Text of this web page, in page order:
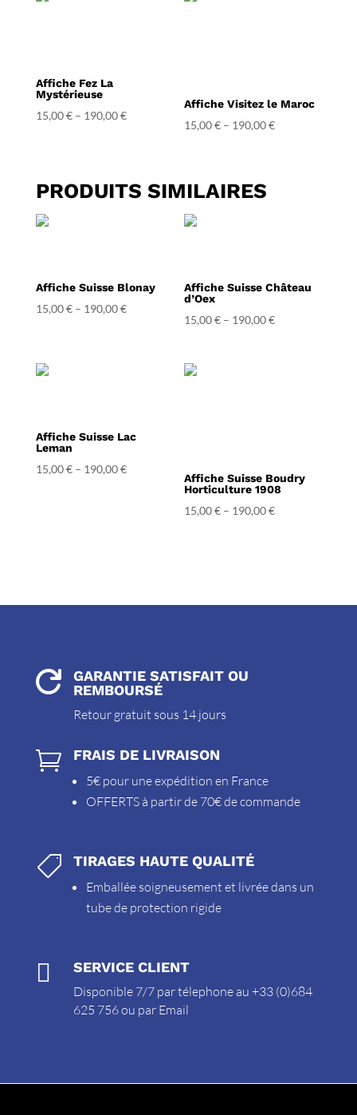
Affiche Fez La
Mystérieuse
15,00€– 190,00€
Affiche Visitez le Maroc
15,00€ – 190,00€
PRODUITS SIMILAIRES
Affiche Suisse Blonay
15,00€– 190,00€
Affiche Suisse Château
d’Oex
15,00€ – 190,00€
Affiche Suisse Lac
Leman
15,00€– 190,00€
Affiche Suisse Boudry
Horticulture 1908
15,00€ – 190,00€

GARANTIE SATISFAIT OU
REMBOURSÉ
Retour gratuit sous 14 jours
 FRAIS DE LIVRAISON
5€ pour une expédition en France
OFFERTS à partir de 70€ de commande
 TIRAGES HAUTE QUALITÉ
Emballée soigneusement et livrée dans un
tube de protection rigide
 SERVICE CLIENT
Disponible 7/7 par télephone au +33 (0)684
625 756 ou par Email